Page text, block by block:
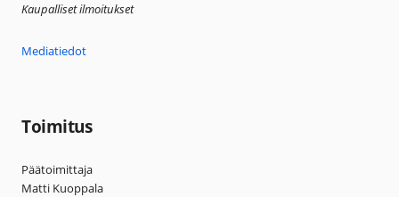
Kaupalliset ilmoitukset
Mediatiedot
Toimitus
Päätoimittaja
Matti Kuoppala